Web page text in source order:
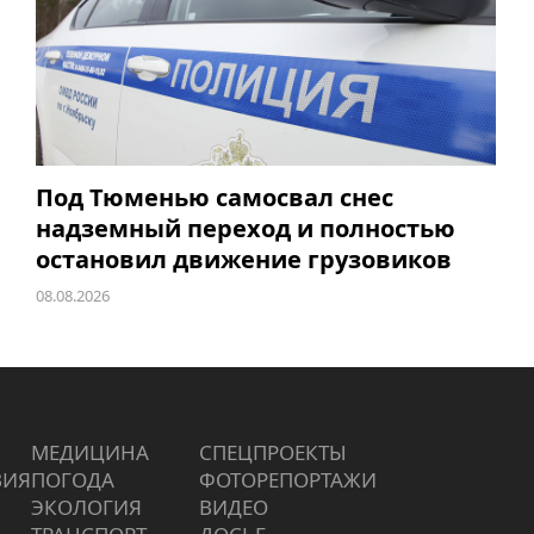
Под Тюменью самосвал снес
надземный переход и полностью
остановил движение грузовиков
08.08.2026
МЕДИЦИНА
ПОГОДА
ЭКОЛОГИЯ
СПЕЦПРОЕКТЫ
ФОТОРЕПОРТАЖИ
ВИДЕО